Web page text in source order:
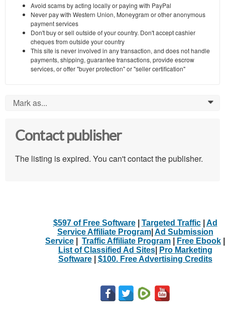
Avoid scams by acting locally or paying with PayPal
Never pay with Western Union, Moneygram or other anonymous
payment services
Don't buy or sell outside of your country. Don't accept cashier
cheques from outside your country
This site is never involved in any transaction, and does not handle
payments, shipping, guarantee transactions, provide escrow
services, or offer "buyer protection" or "seller certification"
Mark as... 0
Contact publisher
The listing is expired. You can't contact the publisher.
$597 of Free Software| Targeted Traffic| Ad
Service Affiliate Program| Ad Submission
Service
Traffic Affiliate Program Free Ebook
List of Classified Ad Sites|
Pro Marketing
Software| $100. Free Advertising Credits